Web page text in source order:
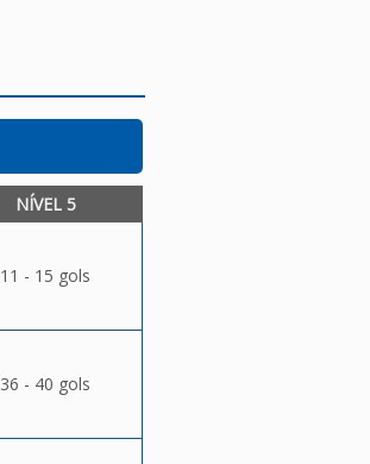
NÍVEL 5
11 - 15 gols
36 - 40 gols